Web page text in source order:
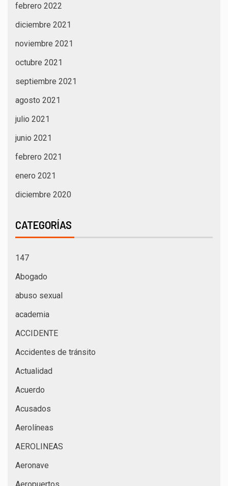
febrero 2022
diciembre 2021
noviembre 2021
octubre 2021
septiembre 2021
agosto 2021
julio 2021
junio 2021
febrero 2021
enero 2021
diciembre 2020
CATEGORÍAS
147
Abogado
abuso sexual
academia
ACCIDENTE
Accidentes de tránsito
Actualidad
Acuerdo
Acusados
Aerolíneas
AEROLINEAS
Aeronave